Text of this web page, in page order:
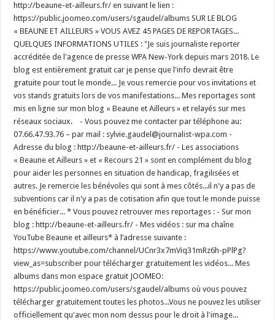
http://beaune-et-ailleurs.fr/ en suivant le lien :
https://public.joomeo.com/users/sgaudel/albums SUR LE BLOG
« BEAUNE ET AILLEURS » VOUS AVEZ 45 PAGES DE REPORTAGES...
QUELQUES INFORMATIONS UTILES : "Je suis journaliste reporter
accréditée de l'agence de presse WPA New-York depuis mars 2018. Le
blog est entièrement gratuit car je pense que l'info devrait être
gratuite pour tout le monde... Je vous remercie pour vos invitations et
vos stands gratuits lors de vos manifestations... Mes reportages sont
mis en ligne sur mon blog « Beaune et Ailleurs » et relayés sur mes
réseaux sociaux. - Vous pouvez me contacter par téléphone au:
07.66.47.93.76 – par mail : sylvie.gaudel@journalist-wpa.com -
Adresse du blog : http://beaune-et-ailleurs.fr/ - Les associations
« Beaune et Ailleurs » et « Recours 21 » sont en complément du blog
pour aider les personnes en situation de handicap, fragilisées et
autres. Je remercie les bénévoles qui sont à mes côtés...il n'y a pas de
subventions car il n'y a pas de cotisation afin que tout le monde puisse
en bénéficier... * Vous pouvez retrouver mes reportages : - Sur mon
blog : http://beaune-et-ailleurs.fr/ - Mes vidéos : sur ma chaîne
YouTube Beaune et ailleurs* à l’adresse suivante :
https://www.youtube.com/channel/UCnr3x7mViq31mRz6h-pPlPg?
view_as=subscriber pour télécharger gratuitement les vidéos... Mes
albums dans mon espace gratuit JOOMEO:
https://public.joomeo.com/users/sgaudel/albums où vous pouvez
télécharger gratuitement toutes les photos...Vous ne pouvez les utiliser
officiellement qu'avec mon nom dessus pour le droit à l'image...